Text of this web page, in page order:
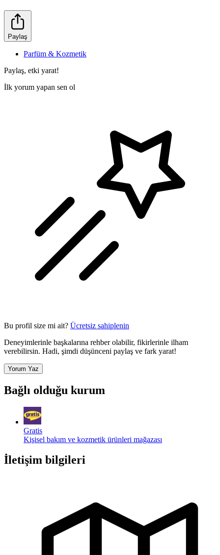
Paylaş
Parfüm & Kozmetik
Paylaş, etki yarat!
İlk yorum yapan sen ol
Bu profil size mi ait? Ücretsiz sahiplenin
Deneyimlerinle başkalarına rehber olabilir, fikirlerinle ilham
verebilirsin. Hadi, şimdi düşünceni paylaş ve fark yarat!
Yorum Yaz
Bağlı olduğu kurum
Gratis
Kişisel bakım ve kozmetik ürünleri mağazası
İletişim bilgileri